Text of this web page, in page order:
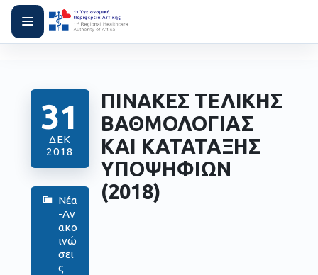
31
ΔΕΚ
2018
Νέα
-Αν
ακο
ινώ
σει
ς
ΠΙΝΑΚΕΣ ΤΕΛΙΚΗΣ
ΒΑΘΜΟΛΟΓΙΑΣ
ΚΑΙ ΚΑΤΑΤΑΞΗΣ
ΥΠΟΨΗΦΙΩΝ
(2018)